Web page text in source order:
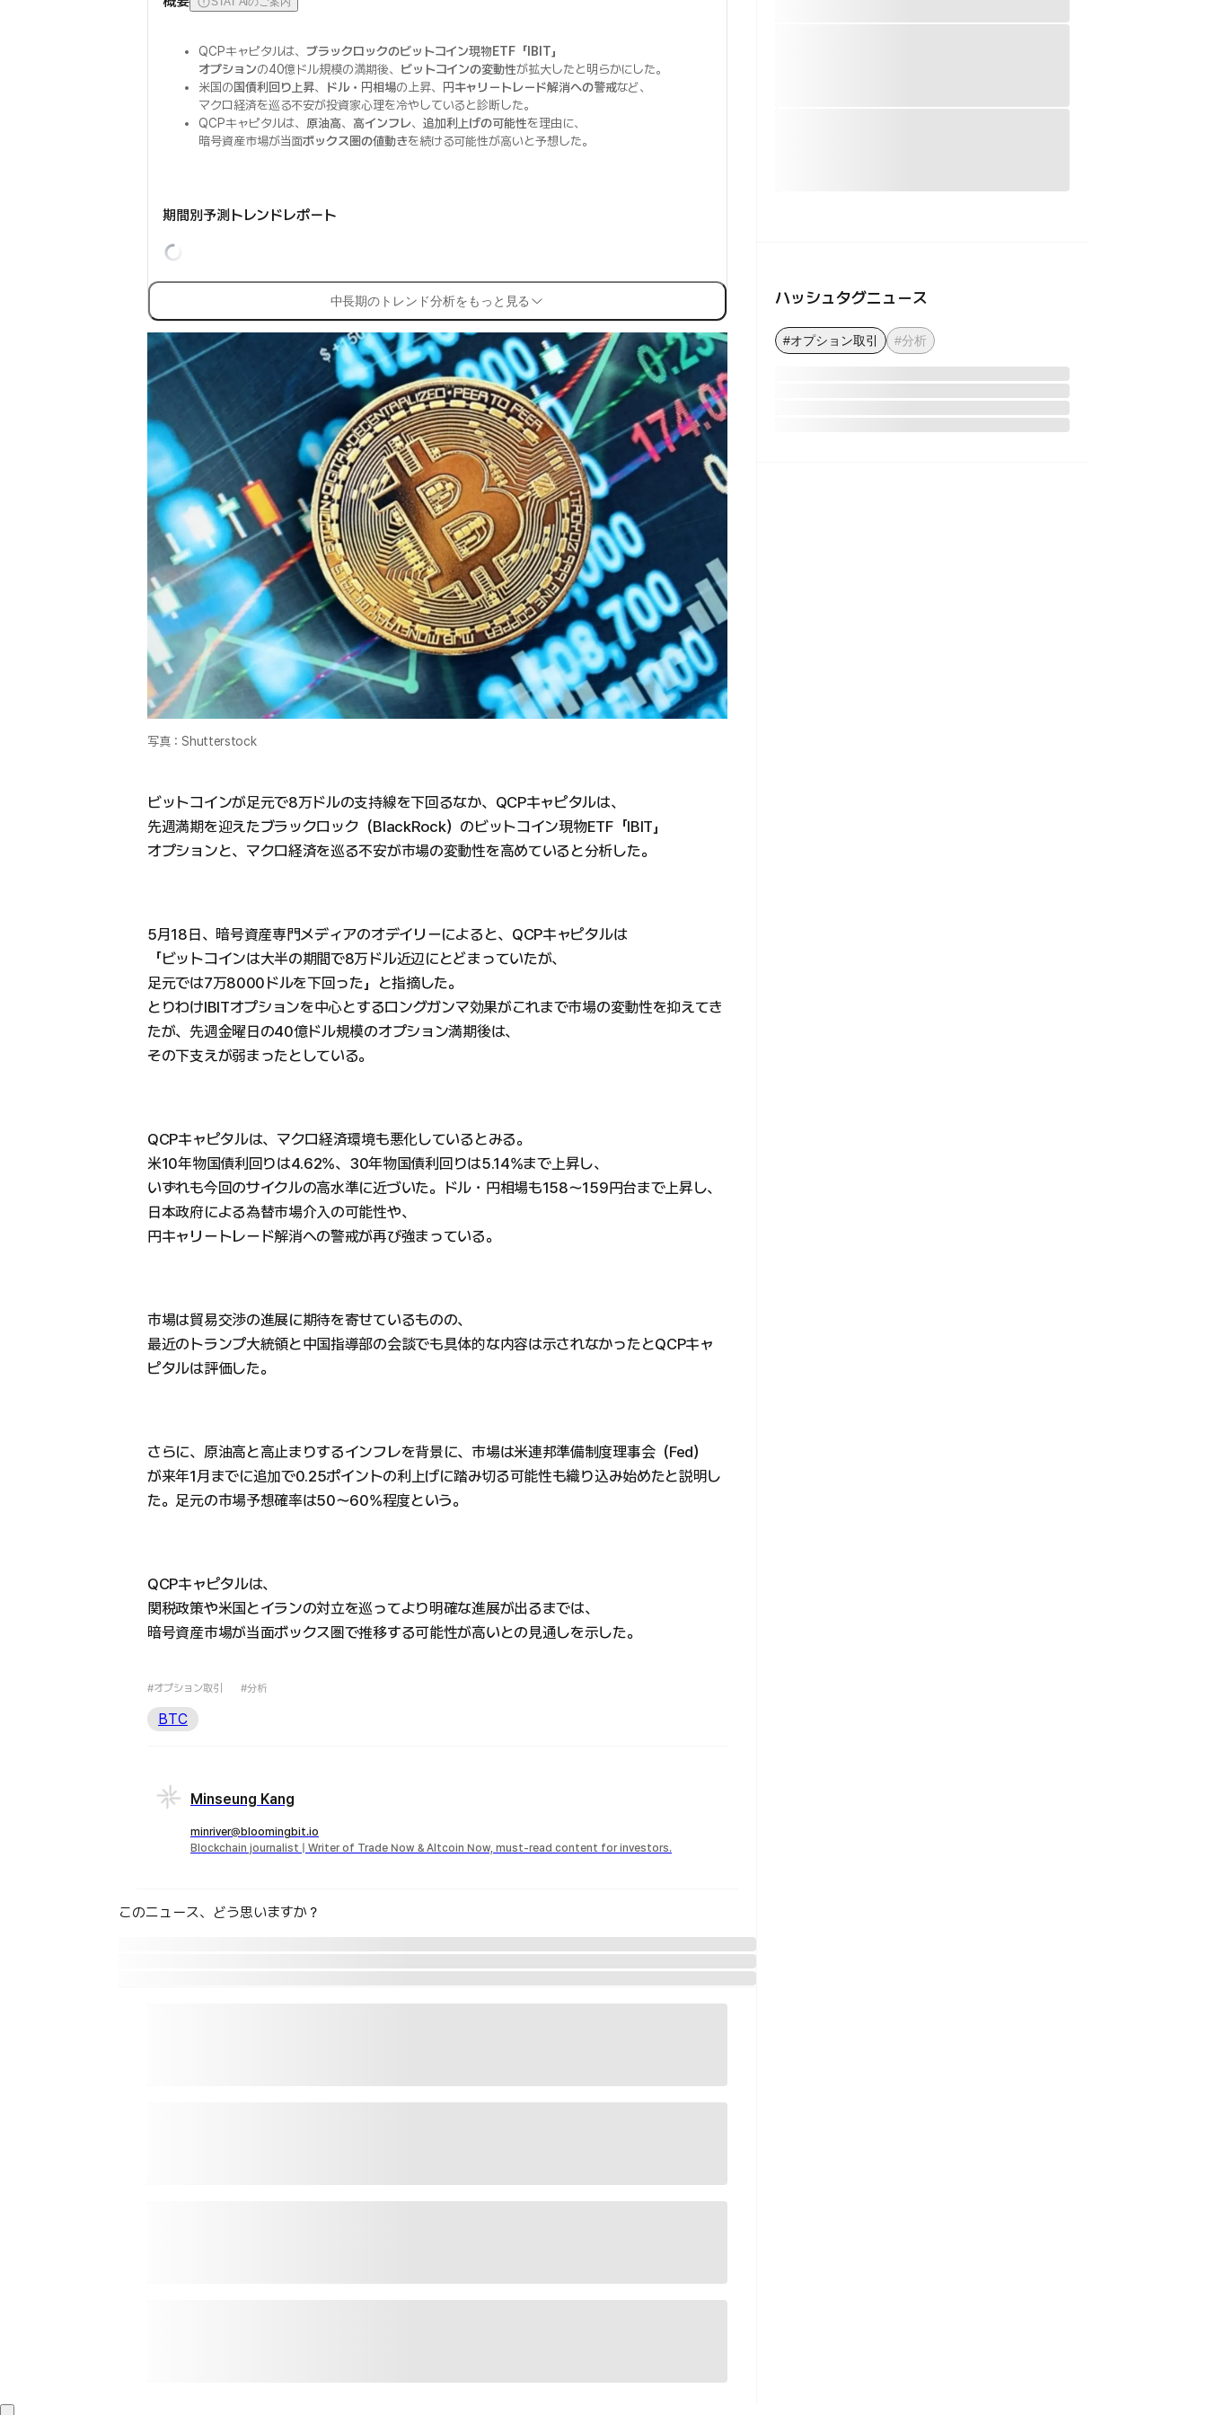
QCPキャピタルは、ブラックロックのビットコイン現物ETF「IBIT」
オプションの40億ドル規模の満期後、 ビットコインの変動性が拡大したと明らかにした。
米国の国債利回り上昇、 ドル・円相場の上昇、 円キャリートレード解消への警戒など、
マクロ経済を巡る不安が投資家心理を冷やしていると診断した。
QCPキャピタルは、 原油高、 高インフレ、 追加利上げの可能性を理由に、
暗号資産市場が当面ボックス圏の値動きを続ける可能性が高いと予想した。
期間別予測トレンドレポート
中長期のトレンド分析をもっと見る
写真：Shutterstock
ビットコインが足元で8万ドルの支持線を下回るなか、QCPキャピタルは、
先週満期を迎えたブラックロック（BlackRock）のビットコイン現物ETF「IBIT」
オプションと、マクロ経済を巡る不安が市場の変動性を高めていると分析した。
5月18日、暗号資産専門メディアのオデイリーによると、QCPキャピタルは
「ビットコインは大半の期間で8万ドル近辺にとどまっていたが、
足元では7万8000ドルを下回った」と指摘した。
とりわけIBITオプションを中心とするロングガンマ効果がこれまで市場の変動性を抑えてき
たが、先週金曜日の40億ドル規模のオプション満期後は、
その下支えが弱まったとしている。
QCPキャピタルは、マクロ経済環境も悪化しているとみる。
米10年物国債利回りは4.62%、30年物国債利回りは5.14%まで上昇し、
いずれも今回のサイクルの高水準に近づいた。ドル・円相場も158〜159円台まで上昇し、
日本政府による為替市場介入の可能性や、
円キャリートレード解消への警戒が再び強まっている。
市場は貿易交渉の進展に期待を寄せているものの、
最近のトランプ大統領と中国指導部の会談でも具体的な内容は示されなかったとQCPキャ
ピタルは評価した。
さらに、原油高と高止まりするインフレを背景に、市場は米連邦準備制度理事会（Fed）
が来年1月までに追加で0.25ポイントの利上げに踏み切る可能性も織り込み始めたと説明し
た。足元の市場予想確率は50〜60%程度という。
QCPキャピタルは、
関税政策や米国とイランの対立を巡ってより明確な進展が出るまでは、
暗号資産市場が当面ボックス圏で推移する可能性が高いとの見通しを示した。
#オプション取引 #分析
BTC
Minseung Kang
minriver@bloomingbit.io
Blockchain journalist | Writer of Trade Now & Altcoin Now, must-read content for investors.
このニュース、どう思いますか？
ハッシュタグニュース
#オプション取引 #分析